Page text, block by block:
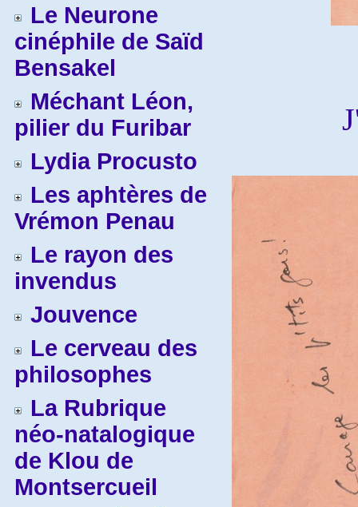
Le Neurone
cinéphile de Saïd
Bensakel
Méchant Léon,
pilier du Furibar
Lydia Procusto
Les aphtères de
Vrémon Penau
Le rayon des
invendus
Jouvence
Le cerveau des
philosophes
La Rubrique
néo-natalogique
de Klou de
Montsercueil